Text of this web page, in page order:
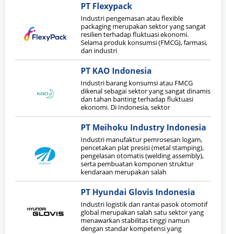
PT Flexypack
Industri pengemasan atau flexible
packaging merupakan sektor yang sangat
resilien terhadap fluktuasi ekonomi.
Selama produk konsumsi (FMCG), farmasi,
dan industri
PT KAO Indonesia
Industri barang konsumsi atau FMCG
dikenal sebagai sektor yang sangat dinamis
dan tahan banting terhadap fluktuasi
ekonomi. Di Indonesia, sektor
PT Meihoku Industry Indonesia
Industri manufaktur pemrosesan logam,
pencetakan plat presisi (metal stamping),
pengelasan otomatis (welding assembly),
serta pembuatan komponen struktur
kendaraan merupakan salah
PT Hyundai Glovis Indonesia
Industri logistik dan rantai pasok otomotif
global merupakan salah satu sektor yang
menawarkan stabilitas tinggi namun
dengan standar kompetensi yang